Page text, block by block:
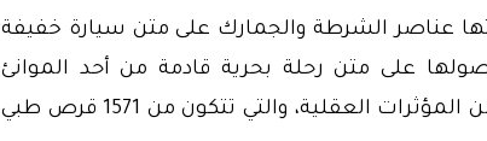
عناصر الشرطة والجمارك على متن سيارة خفيفة
على متن رحلة بحرية قادمة من أحد الموانئ
الأوروبية، قد أسفرت عن حجز هذه الشحنة من المؤثرات العقلية، والتي تتكون من 1571 قرص طبي